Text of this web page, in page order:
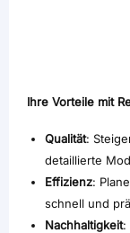
Ihre Vorteile mit
Qualität:
detaillierte
Effizienz:
schnell und
Nachhaltigkeit: